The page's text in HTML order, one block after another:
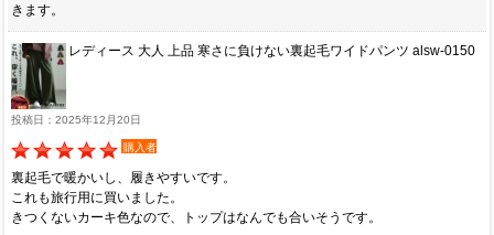
きます。
レディース 大人 上品 寒さに負けない裏起毛ワイドパンツ alsw-0150
投稿日：2025年12月20日
購入者
裏起毛で暖かいし、履きやすいです。
これも旅行用に買いました。
きつくないカーキ色なので、トップはなんでも合いそうです。